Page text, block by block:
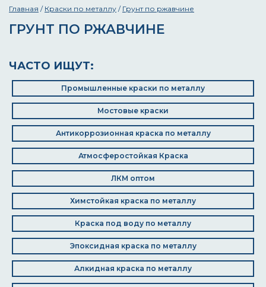
Главная / Краски по металлу / Грунт по ржавчине
ГРУНТ ПО РЖАВЧИНЕ
ЧАСТО ИЩУТ:
Промышленные краски по металлу
Мостовые краски
Антикоррозионная краска по металлу
Атмосферостойкая Краска
ЛКМ оптом
Химстойкая краска по металлу
Краска под воду по металлу
Эпоксидная краска по металлу
Алкидная краска по металлу